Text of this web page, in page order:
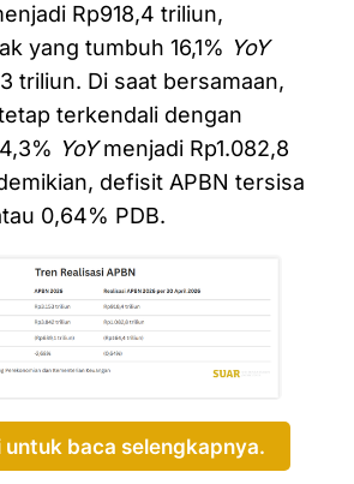
Rp918,4 triliun,
yang tumbuh 16,1% YoY
triliun. Di saat bersamaan,
terkendali dengan
YoYmenjadi Rp1.082,8
defisit APBN tersisa
0,64% PDB.
untuk baca selengkapnya.